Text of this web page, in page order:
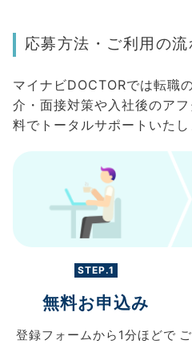
応募方法・ご利用の流
マイナビDOCTORでは転職
介・面接対策や入社後のア
料でトータルサポートいたし
STEP.1
無料お申込み
登録フォームから 1分ほどで